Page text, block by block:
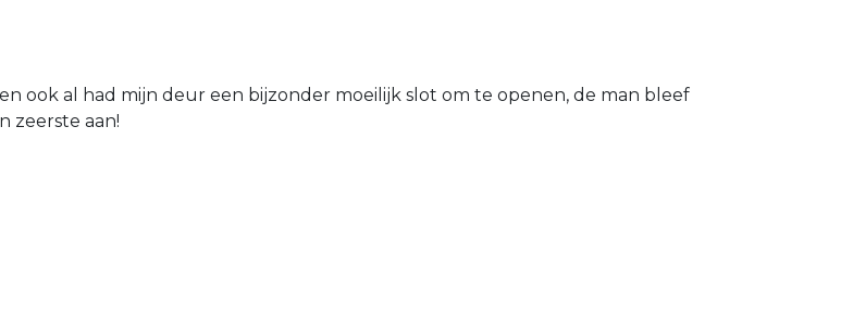
ook al had mijn deur een bijzonder moeilijk slot om te openen, de man bleef
zeerste aan!